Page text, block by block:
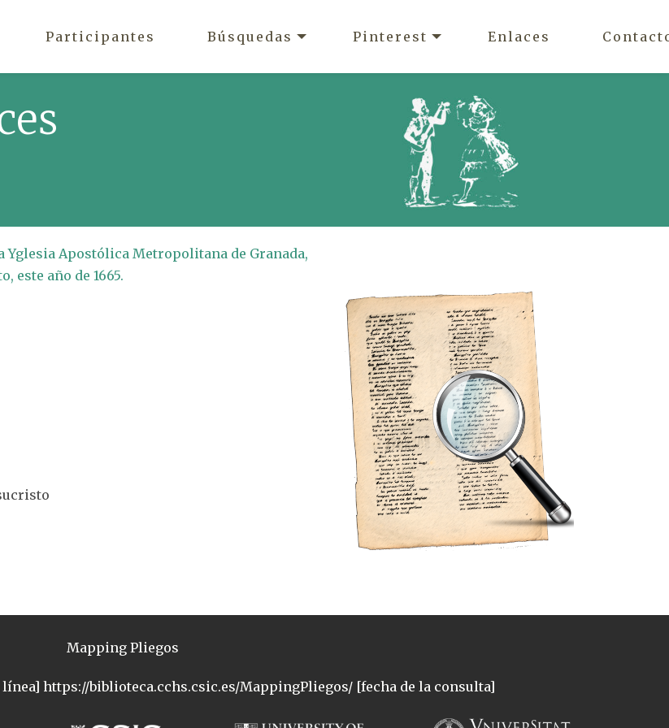
Participantes Búsquedas Pinterest Enlaces
Yglesia Apostólica Metropolitana de Granada,
este año de 1665.
Mapping Pliegos
https://biblioteca.cchs.csic.es/MappingPliegos/ [fecha de la consulta]